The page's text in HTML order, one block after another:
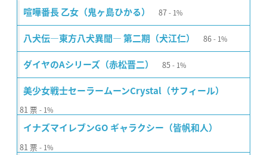
喧嘩番長 乙女（鬼ヶ島ひかる） 87 1%
八犬伝―東方八犬異聞― 第二期（犬江仁） 86 1%
ダイヤのAシリーズ（赤松晋二） 85 1%
美少女戦士セーラームーンCrystal（サフィール）
81 票 1%
イナズマイレブンGO ギャラクシー（皆帆和人）
81 票 1%